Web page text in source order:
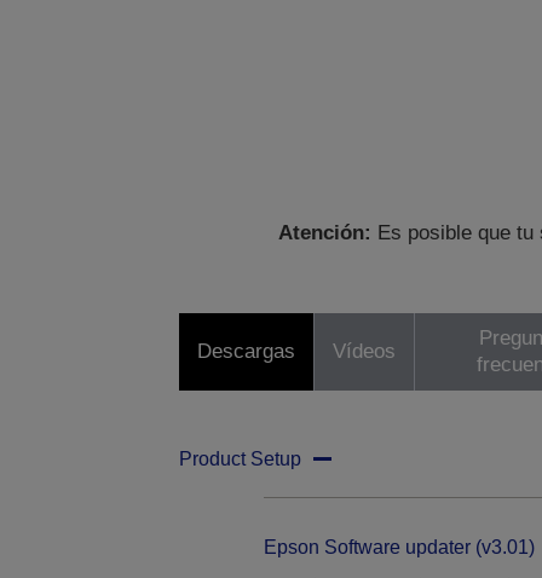
Atención: Es posible que
Descargas Vídeos
Product Setup
Epson Software updater (v3.01)